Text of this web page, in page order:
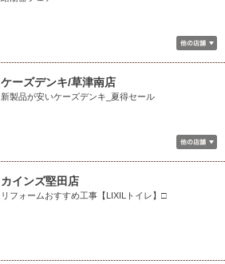
ケーズデンキ/草津南店
新製品が安いケーズデンキ_夏得セール
カインズ堅田店
リフォームおすすめ工事【LIXILトイレ】□